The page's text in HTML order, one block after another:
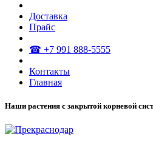
Доставка
Прайс
☎ +7 991 888-5555
Контакты
Главная
Наши растения с закрытой корневой